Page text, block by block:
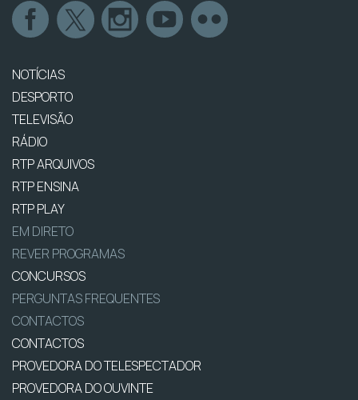
NOTÍCIAS
DESPORTO
TELEVISÃO
RÁDIO
RTP ARQUIVOS
RTP ENSINA
RTP PLAY
EM DIRETO
REVER PROGRAMAS
CONCURSOS
PERGUNTAS FREQUENTES
CONTACTOS
CONTACTOS
PROVEDORA DO TELESPECTADOR
PROVEDORA DO OUVINTE